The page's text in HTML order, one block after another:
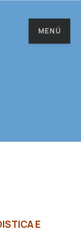
MENÚ
E